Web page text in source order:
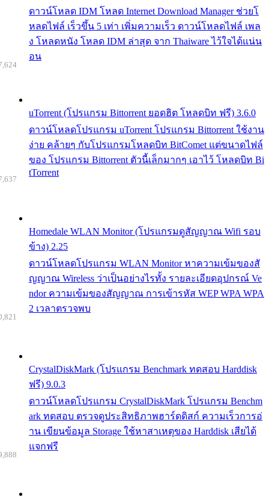
ดาวน์โหลด IDM โหลด Internet Download Manager ช่วยโ
หลดไฟล์ เร็วขึ้น 5 เท่า เพิ่มความเร็ว ดาวน์โหลดไฟล์ เพล
ง โหลดหนัง โหลด IDM ล่าสุด จาก Thaiware ไว้ใจได้แน่น
อน
uTorrent (โปรแกรม Bittorrent ยอดฮิต โหลดบิท ฟรี) 3.6.0
ดาวน์โหลดโปรแกรม uTorrent โปรแกรม Bittorrent ใช้งาน
ง่าย คล้ายๆ กับโปรแกรมโหลดบิท BitComet แต่ขนาดไฟล์
ของ โปรแกรม Bittorrent ตัวนี้เล็กมากๆ เอาไว้ โหลดบิท Bi
tTorrent
Homedale WLAN Monitor (โปรแกรมดูสัญญาณ Wifi รอบ
ข้าง) 2.25
ดาวน์โหลดโปรแกรม WLAN Monitor หาความเข้มของสั
ญญาณ Wireless ว่าเป็นอย่างไรทั้ง รายละเอียดอุปกรณ์ Ve
ndor ความเข้มของสัญญาณ การเข้ารหัส WEP WPA WPA
2 เวลาตรวจพบ
CrystalDiskMark (โปรแกรม Benchmark ทดสอบ Harddisk
ฟรี) 9.0.3
ดาวน์โหลดโปรแกรม CrystalDiskMark โปรแกรม Benchm
ark ทดสอบ ตรวจดูประสิทธิภาพฮาร์ดดิสก์ ความเร็วการอ่
าน เขียนข้อมูล Storage ใช้หาสาเหตุของ Harddisk เสียได้
แจกฟรี